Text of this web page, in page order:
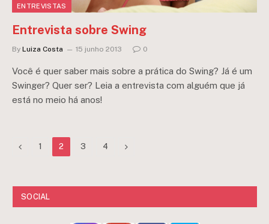
ENTREVISTAS
Entrevista sobre Swing
By Luiza Costa 15 junho 2013 0
Você é quer saber mais sobre a prática do Swing? Já é um
Swinger? Quer ser? Leia a entrevista com alguém que já
está no meio há anos!
Previous
1 2 3 4 Next
SOCIAL